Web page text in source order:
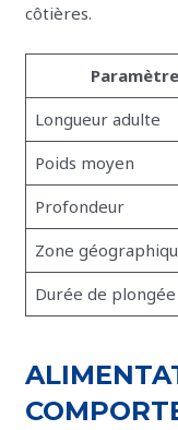
côtières.
Paramètre
Longueur adulte
Poids moyen
Profondeur
Zone
Durée de plongée